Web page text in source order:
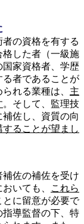
の資格を有する
した者（一級施
家資格者、学歴
者であることが
れる業種は、 主
。そして、監理技
佐し、資質の向
ることが望まし
佐の補佐を受け
いても、
これら
とに留意が必要で
導監督の下、特